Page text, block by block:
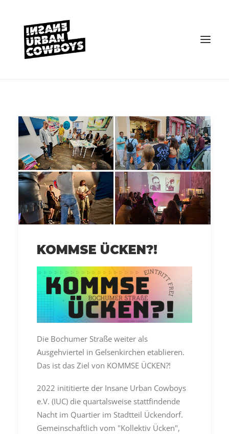
KONTAKT
KOMMSE ÜCKEN?!
Die Bochumer Straße weiter als
Ausgehviertel in Gelsenkirchen etablieren.
Das ist das Ziel von KOMMSE ÜCKEN?!
2022 inititierte der Insane Urban Cowboys
e.V. (IUC) die quartalsweise stattfindende
Nacht im Quartier im Stadtteil Ückendorf.
Gemeinschaftlich vom "Kollektiv Ücken",